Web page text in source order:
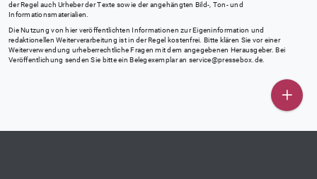
der Regel auch Urheber der Texte sowie der angehängten Bild-, Ton- und
Informationsmaterialien.
Die Nutzung von hier veröffentlichten Informationen zur Eigeninformation und
redaktionellen Weiterverarbeitung ist in der Regel kostenfrei. Bitte klären Sie vor einer
Weiterverwendung urheberrechtliche Fragen mit dem angegebenen Herausgeber. Bei
Veröffentlichung senden Sie bitte ein Belegexemplar an service@pressebox.de